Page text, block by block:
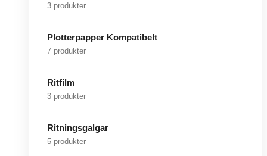
3 produkter
Plotterpapper Kompatibelt
7 produkter
Ritfilm
3 produkter
Ritningsgalgar
5 produkter